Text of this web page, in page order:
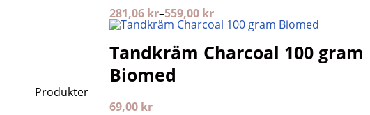
Produkter
281,06 kr–559,00 kr
Tandkräm Charcoal 100 gram
Biomed
69,00 kr